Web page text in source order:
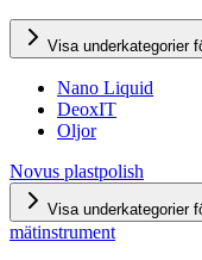
Visa underkategorier
Nano Liquid
DeoxIT
Oljor
Novus plastpolish
Visa underkategorier
mätinstrument